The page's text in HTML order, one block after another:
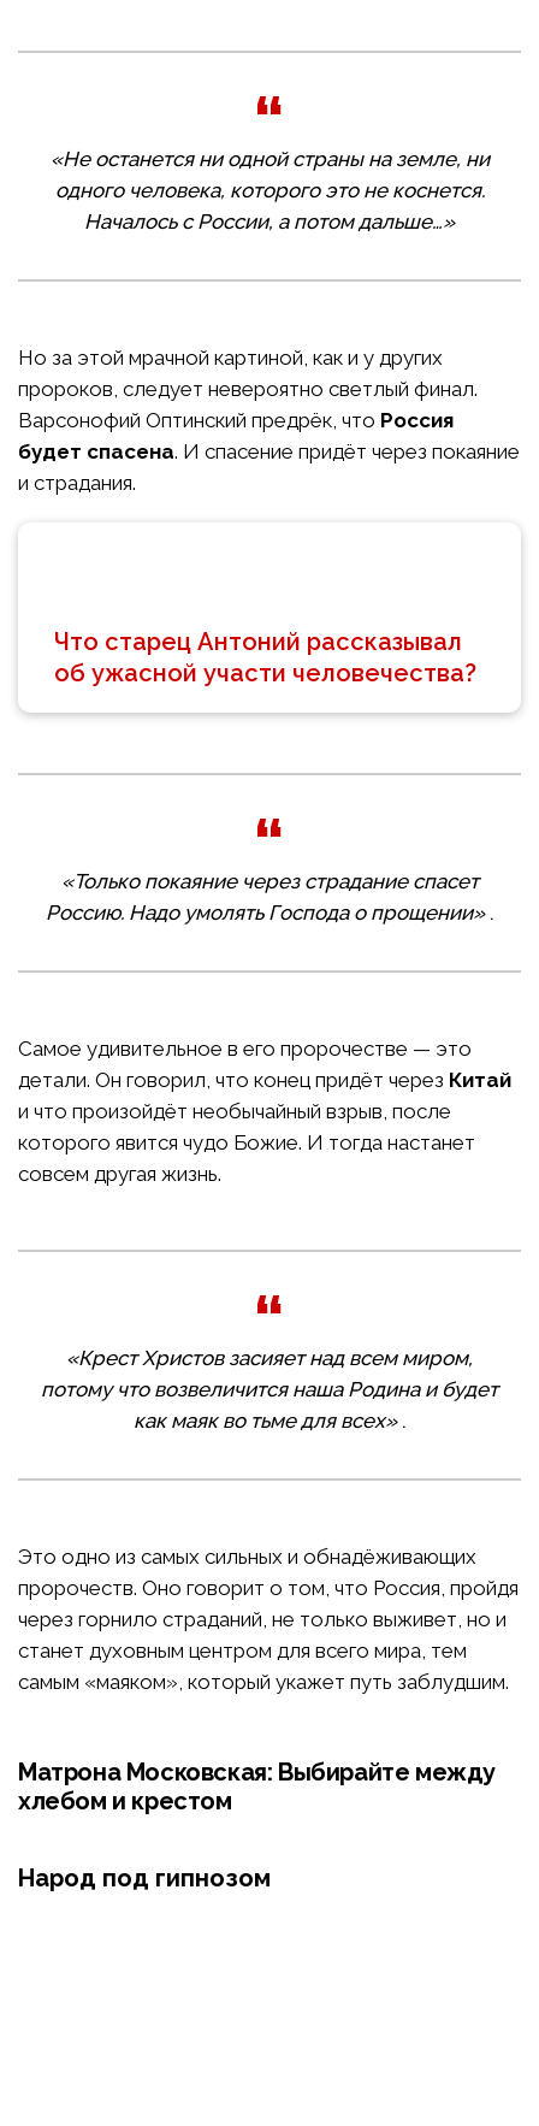
«Не останется ни одной страны на земле, ни
одного человека, которого это не коснется.
Началось с России, а потом дальше…»
Но за этой мрачной картиной, как и у других
пророков, следует невероятно светлый финал.
Варсонофий Оптинский предрёк, что Россия
будет спасена. И спасение придёт через покаяние
и страдания.
Что старец Антоний рассказывал
об ужасной участи человечества?
«Только покаяние через страдание спасет
Россию. Надо умолять Господа о прощении».
Самое удивительное в его пророчестве — это
детали. Он говорил, что конец придёт через Китай
и что произойдёт необычайный взрыв, после
которого явится чудо Божие. И тогда настанет
совсем другая жизнь.
«Крест Христов засияет над всем миром,
потому что возвеличится наша Родина и будет
как маяк во тьме для всех».
Это одно из самых сильных и обнадёживающих
пророчеств. Оно говорит о том, что Россия, пройдя
через горнило страданий, не только выживет, но и
станет духовным центром для всего мира, тем
самым «маяком», который укажет путь заблудшим.
Матрона Московская: Выбирайте между
хлебом и крестом
Народ под гипнозом